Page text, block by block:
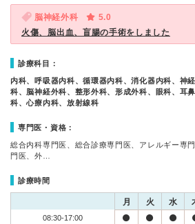
脳神経外科
5.0
火傷、脳出血、盲腸の手術をしました
診療科目：
内科、呼吸器内科、循環器内科、消化器内科、神
科、脳神経外科、整形外科、形成外科、眼科、耳
科、心療内科、放射線科
専門医・資格：
総合内科専門医、総合診療専門医、アレルギー専
門医、外…
診療時間
月 火 水
08:30-17:00